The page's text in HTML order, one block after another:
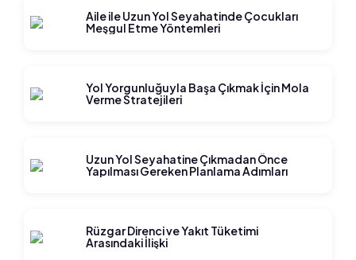
Aile ile Uzun Yol Seyahatinde Çocukları
Meşgul Etme Yöntemleri
Yol Yorgunluğuyla Başa Çıkmak İçin Mola
Verme Stratejileri
Uzun Yol Seyahatine Çıkmadan Önce
Yapılması Gereken Planlama Adımları
Rüzgar Direnci ve Yakıt Tüketimi
Arasındaki İlişki